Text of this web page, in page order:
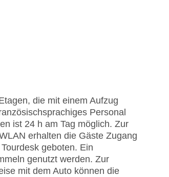
die mit einem Aufzug
Personal
ist 24 h am Tag möglich. Zur
erhalten die Gäste Zugang
geboten. Ein
genutzt werden. Zur
mit dem Auto können die